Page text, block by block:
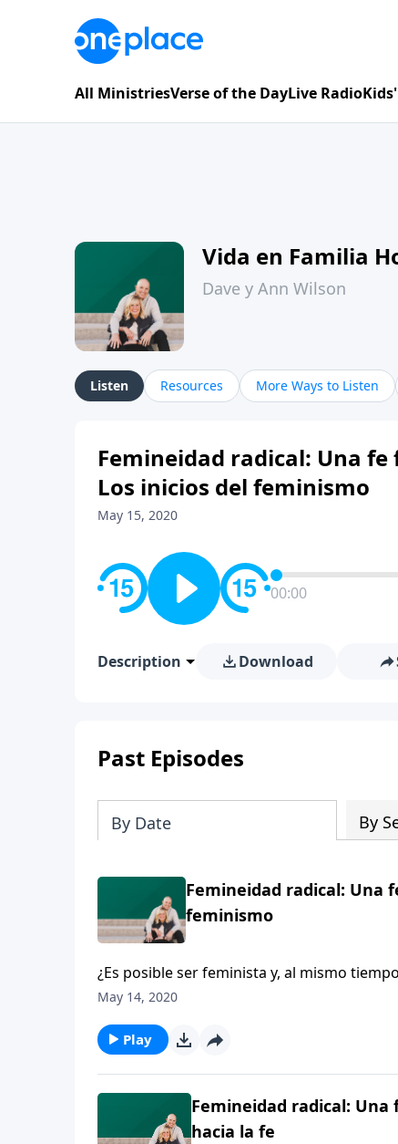
All MinistriesVerse of the DayLive Radio
Vida en Familia
Dave y Ann Wilson
Listen Resources More Ways to Listen
Femineidad radical: Una
Los inicios del feminismo
May 15, 2020
00:00
Description Download
Past Episodes
By Date By
Femineidad radical: Una
feminismo
¿Es posible ser feminista y, al mismo
feminista, Carolyn McCulley, habla sobre
May 14, 2020
Play
Femineidad radical:
hacia la fe